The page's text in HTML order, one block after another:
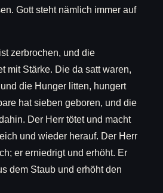
Gott steht nämlich immer auf
zerbrochen, und die
mit Stärke. Die da satt waren,
die Hunger litten, hungert
hat sieben geboren, und die
Der Herr tötet und macht
und wieder herauf. Der Herr
er erniedrigt und erhöht. Er
dem Staub und erhöht den